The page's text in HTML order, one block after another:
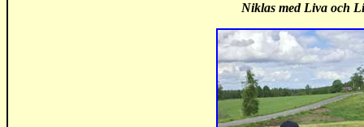
Niklas med Liva och